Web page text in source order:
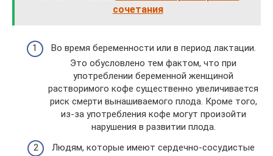
сочетания
Во время беременности или в период лактации.
Это обусловлено тем фактом, что при
употреблении беременной женщиной
растворимого кофе существенно увеличивается
риск смерти вынашиваемого плода. Кроме того,
из-за употребления кофе могут произойти
нарушения в развитии плода.
Людям, которые имеют сердечно-сосудистые